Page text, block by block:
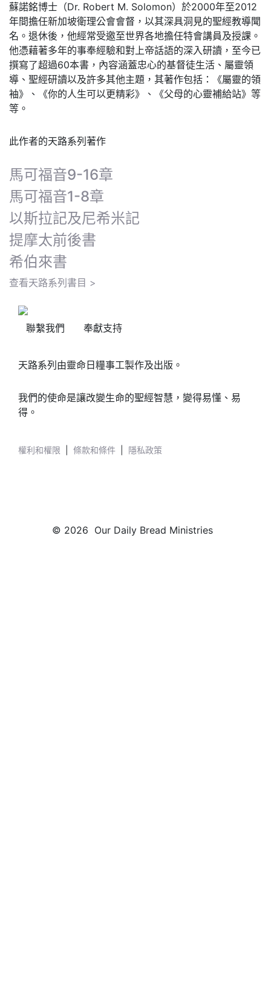
蘇諾銘博士（Dr. Robert M. Solomon）於2000年至2012
年間擔任新加坡衛理公會會督，以其深具洞見的聖經教導聞
名。退休後，他經常受邀至世界各地擔任特會講員及授課。
他憑藉著多年的事奉經驗和對上帝話語的深入研讀，至今已
撰寫了超過60本書，內容涵蓋忠心的基督徒生活、屬靈領
導、聖經研讀以及許多其他主題，其著作包括：《屬靈的領
袖》、《你的人生可以更精彩》、《父母的心靈補給站》等
等。
此作者的天路系列著作
馬可福音9-16章
馬可福音1-8章
以斯拉記及尼希米記
提摩太前後書
希伯來書
查看天路系列書目 >
聯繫我們 奉獻支持
天路系列由靈命日糧事工製作及出版。
我們的使命是讓改變生命的聖經智慧，變得易懂、易
得。
權利和權限 條款和條件 隱私政策
© 2026 Our Daily Bread Ministries